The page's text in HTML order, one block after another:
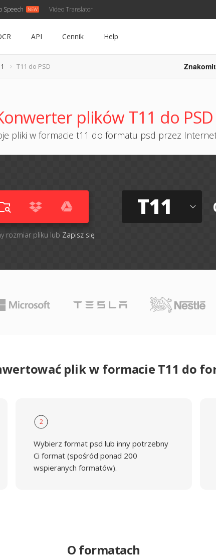
Speech Video Translator
API Cennik Help
T11 do PSD
plików T11 do PSD
pliki w formacie t11 do formatu psd przez
rozmiar pliku lub Zapisz się
T11
plik w formacie T11 do
2
Wybierz format psd lub inny potrzebny
Ci format (spośród ponad 200
wspieranych formatów).
O formatach